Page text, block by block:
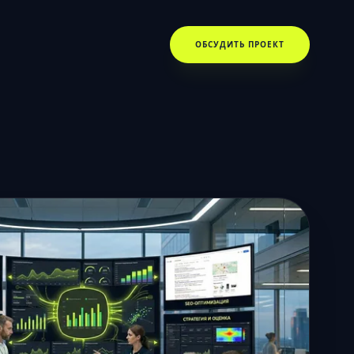
ОБСУДИТЬ ПРОЕКТ